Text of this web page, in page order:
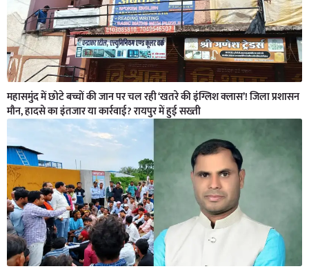
महासमुंद में छोटे बच्चों की जान पर चल रही ‘खतरे की इंग्लिश क्लास’! जिला प्रशासन
मौन, हादसे का इंतजार या कार्रवाई? रायपुर में हुई सख्ती